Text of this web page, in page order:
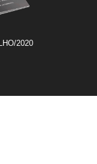
2020